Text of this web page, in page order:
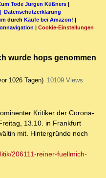
Tode Jürgen Küßners |
Datenschutzerklärung
durch Käufe bei Amazon! |
| Cookie-Einstellungen
wurde hops genommen
1026 Tagen) 10109 Views
Kritiker der Corona-
13.10. in Frankfurt
mit. Hintergründe noch
206111-reiner-fuellmich-